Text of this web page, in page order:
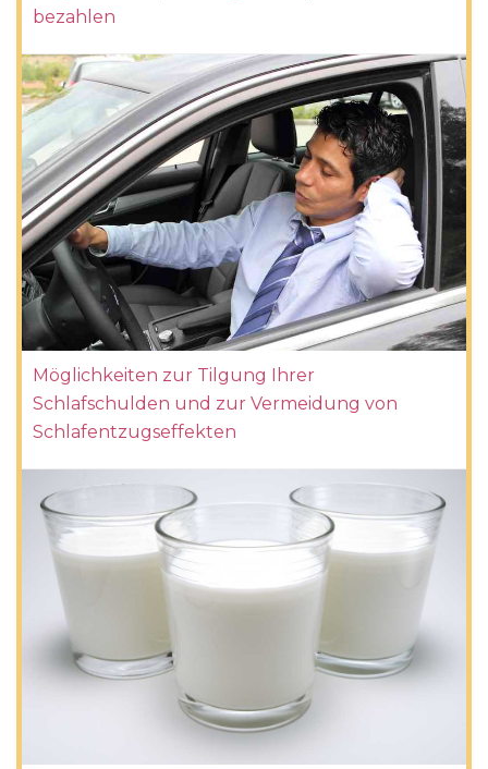
bezahlen
Möglichkeiten zur Tilgung Ihrer
Schlafschulden und zur Vermeidung von
Schlafentzugseffekten